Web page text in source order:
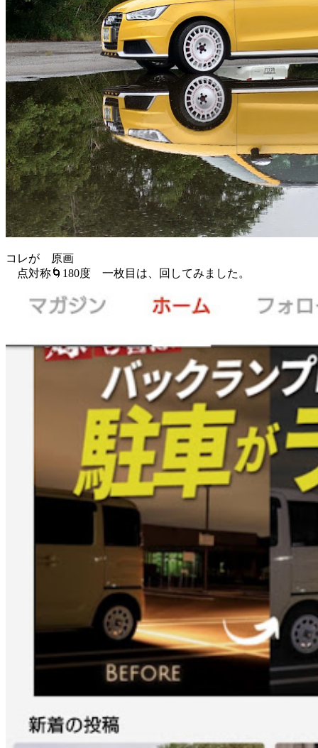
コレが 原画
点対称🌀180度 一枚目は、回してみました。